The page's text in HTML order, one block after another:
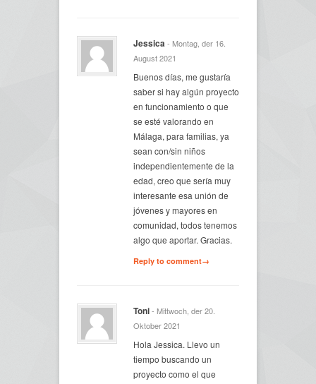
Jessica- Montag, der 16.
August 2021
Buenos días, me gustaría
saber si hay algún proyecto
en funcionamiento o que
se esté valorando en
Málaga, para familias, ya
sean con/sin niños
independientemente de la
edad, creo que sería muy
interesante esa unión de
jóvenes y mayores en
comunidad, todos tenemos
algo que aportar. Gracias.
Reply to comment→
Toni- Mittwoch, der 20.
Oktober 2021
Hola Jessica. Llevo un
tiempo buscando un
proyecto como el que